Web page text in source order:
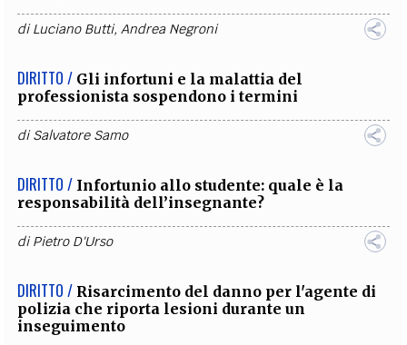
diLuciano Butti,Andrea Negroni
DIRITTO / Gli infortuni e la malattia del
professionista sospendono i termini
diSalvatore Samo
DIRITTO / Infortunio allo studente: quale è la
responsabilità dell’insegnante?
diPietro D'Urso
DIRITTO / Risarcimento del danno per l'agente di
polizia che riporta lesioni durante un
inseguimento